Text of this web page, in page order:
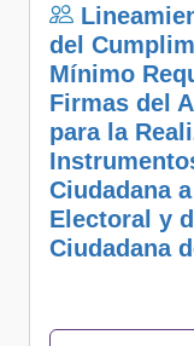
del
Mínimo
Firmas del
para la
Ciudadana
Electoral y
Ciudadana